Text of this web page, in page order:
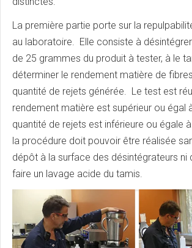
La première partie porte sur la
au laboratoire. Elle consiste à
de 25 grammes du produit à tester, à le
déterminer le rendement matière de
quantité de rejets générée. Le test est
rendement matière est supérieur ou égal
quantité de rejets est inférieure ou égale
la procédure doit pouvoir être réalisée
dépôt à la surface des désintégrateurs ni
faire un lavage acide du tamis.